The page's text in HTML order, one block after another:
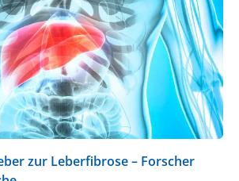
weil sie für eine Vielzahl
Krankheiten verantwortlich sein
im Koalitionsvertrag
wie etwa
freiwillige
reichten dafür nicht aus.
zur Leberfibrose – Forscher